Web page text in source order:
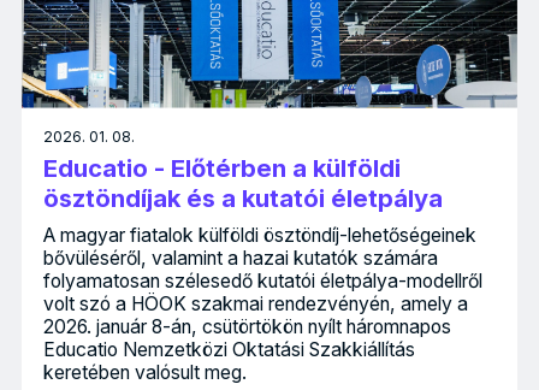
2026. 01. 08.
Educatio - Előtérben a külföldi
ösztöndíjak és a kutatói életpálya
A magyar fiatalok külföldi ösztöndíj-lehetőségeinek
bővüléséről, valamint a hazai kutatók számára
folyamatosan szélesedő kutatói életpálya-modellről
volt szó a HÖOK szakmai rendezvényén, amely a
2026. január 8-án, csütörtökön nyílt háromnapos
Educatio Nemzetközi Oktatási Szakkiállítás
keretében valósult meg.